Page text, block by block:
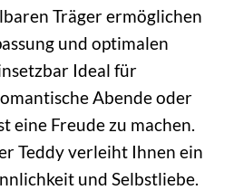
Träger ermöglichen
und optimalen
Ideal für
Abende oder
eine Freude zu machen.
Teddy verleiht Ihnen ein
und Selbstliebe.